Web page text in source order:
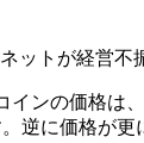
トが経営不
ンの価格
に価格が更